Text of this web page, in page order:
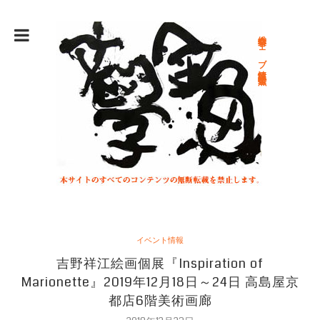
総合文学ウェブ情報誌 文学金魚
イベント情報
吉野祥江絵画個展『Inspiration of
Marionette』2019年12月18日～24日 高島屋京
都店6階美術画廊